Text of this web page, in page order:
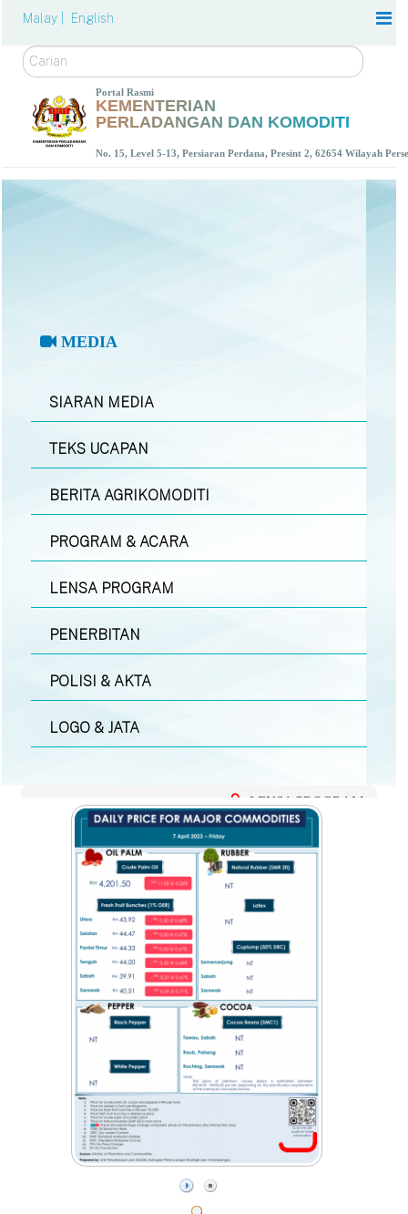
Malay | English
Carian
Portal Rasmi
KEMENTERIAN
PERLADANGAN DAN KOMODITI
No. 15, Level 5-13, Persiaran Perdana, Presint 2, 62654 Wilayah
MEDIA
SIARAN MEDIA
TEKS UCAPAN
BERITA AGRIKOMODITI
PROGRAM & ACARA
LENSA PROGRAM
PENERBITAN
POLISI & AKTA
LOGO & JATA
LENSA PROGRAM